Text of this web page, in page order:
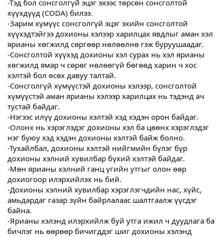
-Тэд бол сонсголгүй эцэг эхээс төрсөн сонсголтой
хүүхдүүд (CODA) билээ.
-Зарим хүмүүс сонсголгүй эцэг эхийн сонсголтой
хүүхэдтэйгээ дохионы хэлээр харилцах явдлыг аман хэл
ярианы хөгжилд сөргөөр нөлөөлнө гэж буруушаадаг.
-Сонсголтой хүүхэд дохионы хэл сурах нь хэл ярианы
хөгжилд ямар ч сөрөг нөлөөгүй бөгөөд харин ч хос
хэлтэй бол өсөх давуу талтай.
-Сонсголгүй хүмүүстэй дохионы хэлээр, сонсголтой
хүмүүстэй аман ярианы хэлээр харилцах нь тэдэнд ач
тустай байдаг.
-Нэгээс илүү дохионы хэлтэй хэд хэдэн орон байдаг.
-Олонх нь хэрэглэдэг дохионы хэл ба цөөнх хэрэглэдэг
нэг буюу хэд хэдэн дохионы хэлтэй байж болно.
-Тухайлбал, дохионы хэлтэй нийгмийн бүлэг бүр
дохионы хэлний хувилбар бүхий хэлтэй байдаг.
-Мөн ярианы хэлний ганц үгийн утгыг олон өөр
дохиогоор илэрхийлэх нь бий.
-Дохионы хэлний хувилбар хэрэглэгчдийн нас, хүйс,
амьдардаг газар зүйн байрлалаас шалтгаалж үүсдэг
байна.
-Ярианы хэлэнд илэрхийлж буй утга ижил ч дуудлага ба
бичлэг нь өөрөөр бичигддэг шиг дохионы хэлэнд